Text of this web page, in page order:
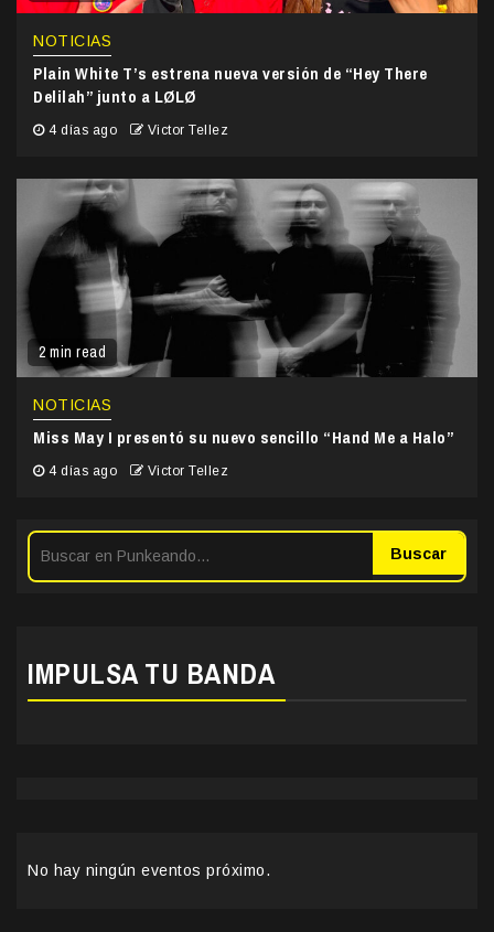
NOTICIAS
Plain White T’s estrena nueva versión de “Hey There
Delilah” junto a LØLØ
4 días ago Victor Tellez
2 min read
NOTICIAS
Miss May I presentó su nuevo sencillo “Hand Me a Halo”
4 días ago Victor Tellez
Buscar
IMPULSA TU BANDA
No hay ningún eventos próximo.